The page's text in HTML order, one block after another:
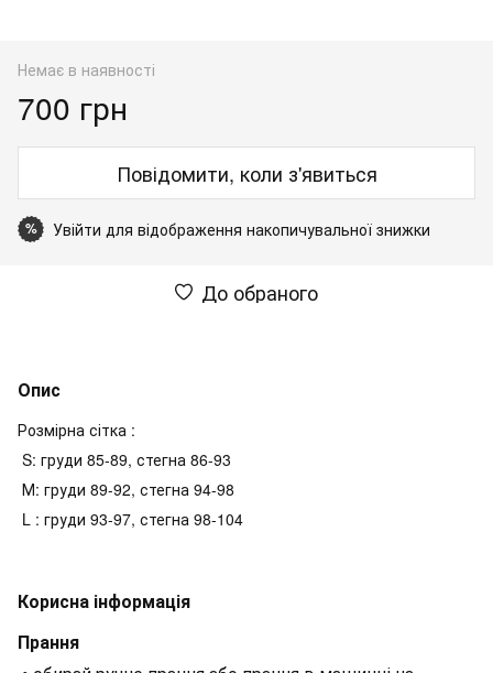
Немає в наявності
700 грн
Повідомити, коли з'явиться
% Увійти для відображення накопичувальної знижки
До обраного
Опис
Розмірна сітка :
S: груди 85-89, стегна 86-93
М: груди 89-92, стегна 94-98
L : груди 93-97, стегна 98-104
Корисна інформація
Прання